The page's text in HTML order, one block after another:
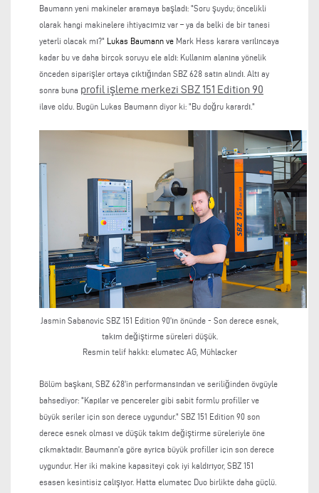
Baumann yeni makineler aramaya başladı: "Soru şuydu; öncelikli
olarak hangi makinelere ihtiyacımız var – ya da belki de bir tanesi
yeterli olacak mı?" Lukas Baumann ve Mark Hess karara varılıncaya
kadar bu ve daha birçok soruyu ele aldı: Kullanım alanına yönelik
önceden siparişler ortaya çıktığından SBZ 628 satın alındı. Altı ay
sonra buna profil işleme merkezi SBZ 151 Edition 90
ilave oldu. Bugün Lukas Baumann diyor ki: "Bu doğru karardı."
Jasmin Sabanovic SBZ 151 Edition 90'ın önünde - Son derece esnek,
takım değiştirme süreleri düşük.
Resmin telif hakkı: elumatec AG, Mühlacker
Bölüm başkanı, SBZ 628'in performansından ve seriliğinden övgüyle
bahsediyor: "Kapılar ve pencereler gibi sabit formlu profiller ve
büyük seriler için son derece uygundur." SBZ 151 Edition 90 son
derece esnek olması ve düşük takım değiştirme süreleriyle öne
çıkmaktadır. Baumann'a göre ayrıca büyük profiller için son derece
uygundur. Her iki makine kapasiteyi çok iyi kaldırıyor, SBZ 151
esasen kesintisiz çalışıyor. Hatta elumatec Duo birlikte daha güçlü.